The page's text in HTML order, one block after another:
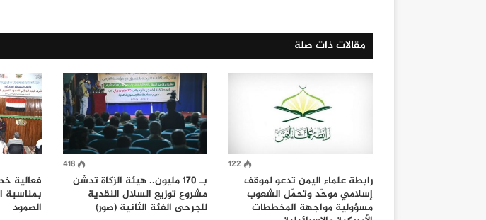
مقالات ذات صلة
122
رابطة علماء اليمن تدعو لموقف
إسلامي موحّد وتحمّل الشعوب
مسؤولية مواجهة المخططات
418
بـ 170 مليون.. هيئة الزكاة تدشن
مشروع توزيع السلال النقدية
للجرحى الفئة الثانية (صور)
فعالية
بمناسبة
الصمود